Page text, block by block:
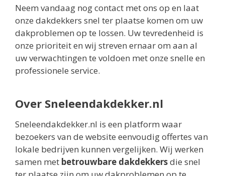
Neem vandaag nog contact met ons op en laat
onze dakdekkers snel ter plaatse komen om uw
dakproblemen op te lossen. Uw tevredenheid is
onze prioriteit en wij streven ernaar om aan al
uw verwachtingen te voldoen met onze snelle en
professionele service.
Over Sneleendakdekker.nl
Sneleendakdekker.nl is een platform waar
bezoekers van de website eenvoudig offertes van
lokale bedrijven kunnen vergelijken. Wij werken
samen met betrouwbare dakdekkersdie snel